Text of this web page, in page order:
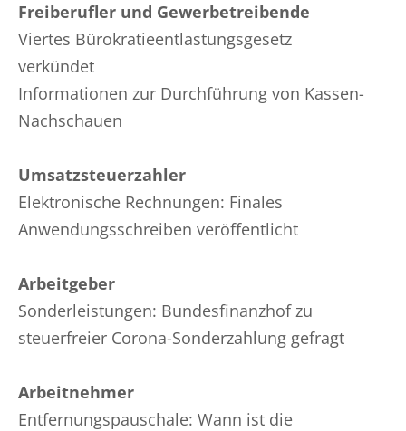
Freiberufler und Gewerbetreibende
Viertes Bürokratieentlastungsgesetz
verkündet
Informationen zur Durchführung von Kassen-
Nachschauen
Umsatzsteuerzahler
Elektronische Rechnungen: Finales
Anwendungsschreiben veröffentlicht
Arbeitgeber
Sonderleistungen: Bundesfinanzhof zu
steuerfreier Corona-Sonderzahlung gefragt
Arbeitnehmer
Entfernungspauschale: Wann ist die